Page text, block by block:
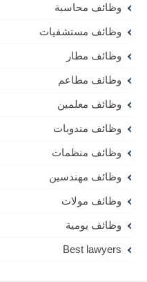
وظائف محاسبة
وظائف مستشفيات
وظائف مطار
وظائف مطاعم
وظائف معلمين
وظائف مندوبات
وظائف منظمات
وظائف مهندسين
وظائف مولات
وظائف يومية
Best lawyers